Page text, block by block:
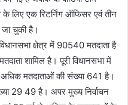
के लिए एक रिटर्निंग ऑफिसर एवं तीन
जा चुकी है।
क्षेत्र में 90540 मतदाता है
शामिल है। पूरी विधानसभा में
अधिक मतदाताओं की संख्या 641 है।
29 49 है। अपर मुख्य निर्वाचन